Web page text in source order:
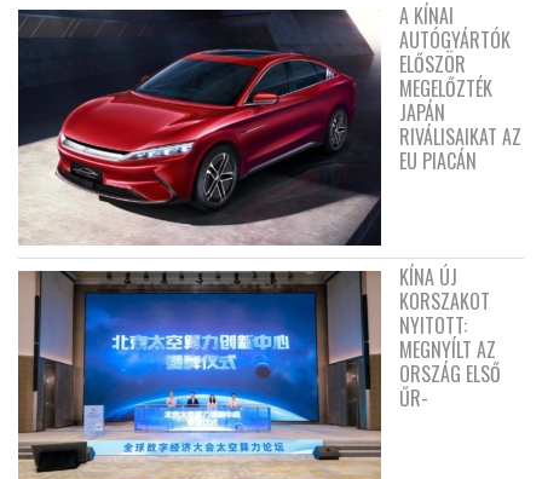
A KÍNAI
AUTÓGYÁRTÓK
ELŐSZÖR
MEGELŐZTÉK
JAPÁN
RIVÁLISAIKAT AZ
EU PIACÁN
KÍNA ÚJ
KORSZAKOT
NYITOTT:
MEGNYÍLT AZ
ORSZÁG ELSŐ
ŰR-